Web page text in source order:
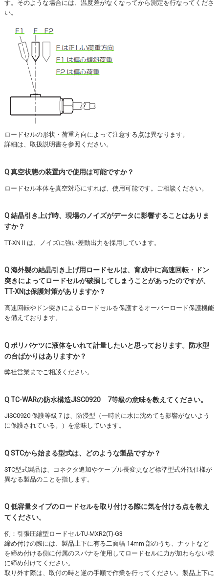
す。そのような場合には、温度差がなくなってから測定を行なってくださ
い。
ロードセルの形状・荷重方向によって注意する点は異なります。
詳細は、取扱説明書を参照ください。
Q 真空状態の装置内で使用は可能ですか？
ロードセル本体を真空対応にすれば、使用可能です。ご相談ください。
Q 結晶引き上げ時、現場のノイズがデータに影響することはありま
すか？
TT-XNⅡは、ノイズに強い差動出力を採用しています。
Q 海外製の結晶引き上げ用ロードセルは、育成中に高速回転・ドン
突きによってロードセルが破損してしまうことがあったのですが、
TT-XNは保護対策がありますか？
高速回転やドン突きによるロードセルを保護するオーバーロード保護機能
を備えております。
Q ポリバケツに液体をいれて計量したいと思っております。防水型
の台ばかりはありますか？
弊社営業までご相談ください。
Q TC-WARの防水構造JISC0920 7等級の意味を教えてください。
JISC0920 保護等級７は、防浸型（一時的に水に沈めても影響がないよう
に保護されている。）を意味しています。
Q STCから始まる型式は、どのような製品ですか？
STC型式製品は、コネクタ追加やケーブル⾧変更など標準型式外観仕様が
異なる製品のことを指します。
Q 低容量タイプのロードセルを取り付ける際に気を付ける点を教え
てください。
例：引張圧縮型ロードセルTU-MXR2(T)-G3
締め付けの際には、製品上下に有る二面幅 14mm 部のうち、ナットなど
を締め付ける側に付属のスパナを使用してロードセルに力が加わらない様
に締め付けてください。
取り外す際は、取付の時と逆の手順で作業を行ってください。製品上下に